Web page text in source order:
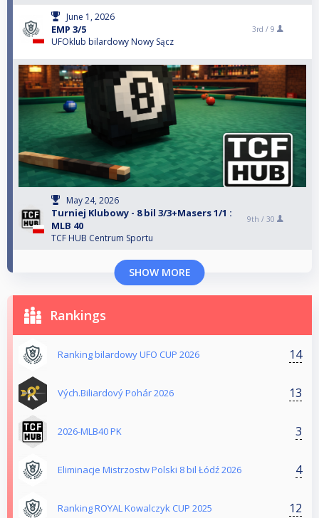
June 1, 2026
EMP 3/5
UFOklub bilardowy Nowy Sącz
3rd / 9
May 24, 2026
Turniej Klubowy - 8 bil 3/3+Masers 1/1 :
MLB 40
TCF HUB Centrum Sportu
9th / 30
SHOW MORE
Rankings
Ranking bilardowy UFO CUP 2026 14
Vých.Biliardový Pohár 2026 13
2026-MLB40 PK 3
Eliminacje Mistrzostw Polski 8 bil Łódź 2026 4
Ranking ROYAL Kowalczyk CUP 2025 12